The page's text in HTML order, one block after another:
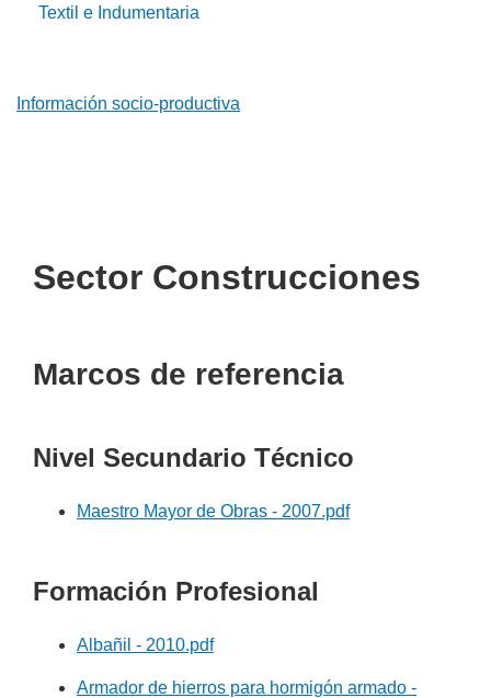
Textil e Indumentaria
Información socio-productiva
Sector Construcciones
Marcos de referencia
Nivel Secundario Técnico
Maestro Mayor de Obras - 2007.pdf
Formación Profesional
Albañil - 2010.pdf
Armador de hierros para hormigón armado -